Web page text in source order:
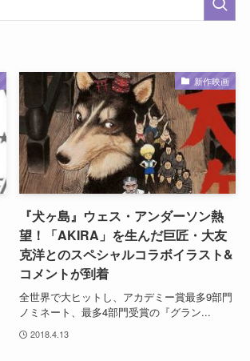
新作映画
『犬ヶ島』ウェス・アンダーソン熱
望！「AKIRA」を生んだ巨匠・大友
克洋とのスペシャルコラボイラスト&
コメントが到着
全世界で大ヒットし、アカデミー賞最多9部門
ノミネート、最多4部門受賞の『グラン...
2018.4.13